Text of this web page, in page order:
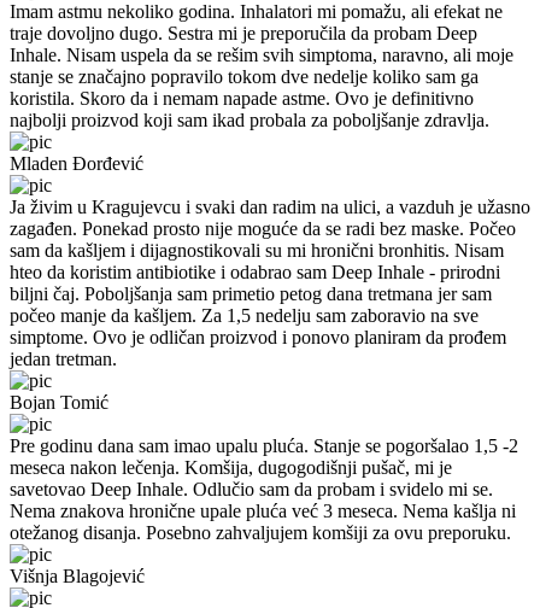
Imam astmu nekoliko godina. Inhalatori mi pomažu, ali efekat ne
traje dovoljno dugo. Sestra mi je preporučila da probam Deep
Inhale. Nisam uspela da se rešim svih simptoma, naravno, ali moje
stanje se značajno popravilo tokom dve nedelje koliko sam ga
koristila. Skoro da i nemam napade astme. Ovo je definitivno
najbolji proizvod koji sam ikad probala za poboljšanje zdravlja.
Mladen Đorđević
Ja živim u Kragujevcu i svaki dan radim na ulici, a vazduh je užasno
zagađen. Ponekad prosto nije moguće da se radi bez maske. Počeo
sam da kašljem i dijagnostikovali su mi hronični bronhitis. Nisam
hteo da koristim antibiotike i odabrao sam Deep Inhale - prirodni
biljni čaj. Poboljšanja sam primetio petog dana tretmana jer sam
počeo manje da kašljem. Za 1,5 nedelju sam zaboravio na sve
simptome. Ovo je odličan proizvod i ponovo planiram da prođem
jedan tretman.
Bojan Tomić
Pre godinu dana sam imao upalu pluća. Stanje se pogoršalao 1,5 -2
meseca nakon lečenja. Komšija, dugogodišnji pušač, mi je
savetovao Deep Inhale. Odlučio sam da probam i svidelo mi se.
Nema znakova hronične upale pluća već 3 meseca. Nema kašlja ni
otežanog disanja. Posebno zahvaljujem komšiji za ovu preporuku.
Višnja Blagojević